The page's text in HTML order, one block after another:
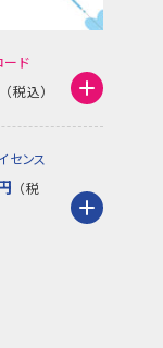
ード
センス